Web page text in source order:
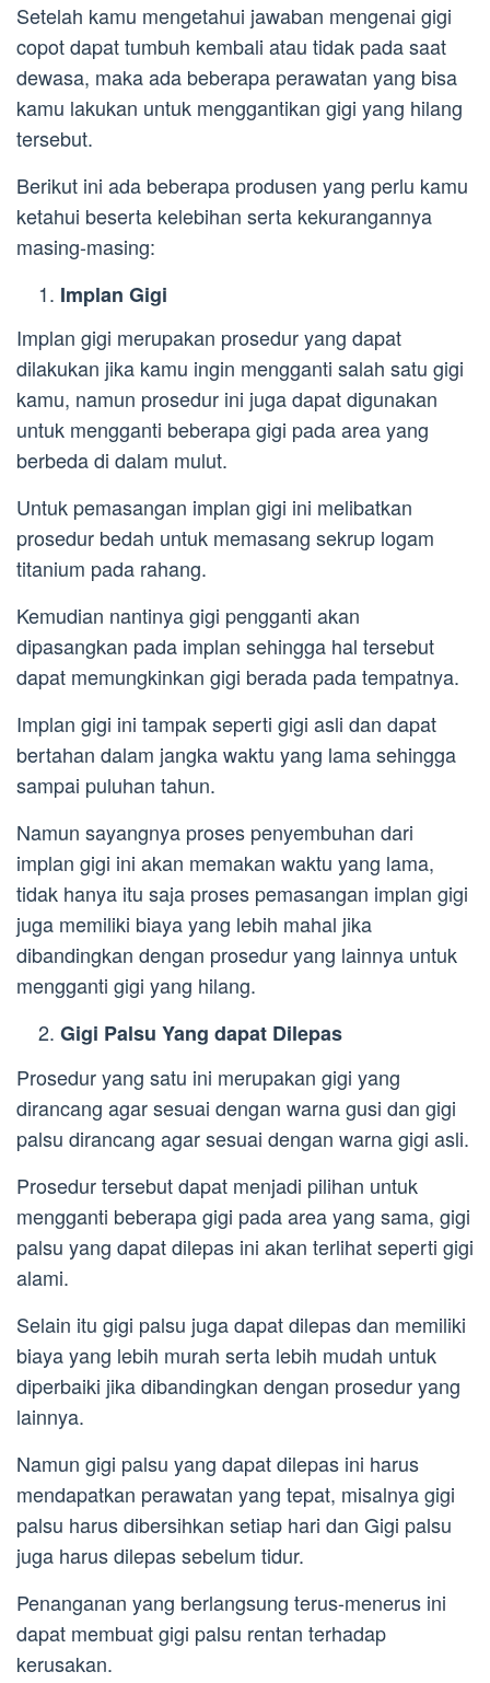
Setelah kamu mengetahui jawaban mengenai gigi
copot dapat tumbuh kembali atau tidak pada saat
dewasa, maka ada beberapa perawatan yang bisa
kamu lakukan untuk menggantikan gigi yang hilang
tersebut.
Berikut ini ada beberapa produsen yang perlu kamu
ketahui beserta kelebihan serta kekurangannya
masing-masing:
Implan Gigi
Implan gigi merupakan prosedur yang dapat
dilakukan jika kamu ingin mengganti salah satu gigi
kamu, namun prosedur ini juga dapat digunakan
untuk mengganti beberapa gigi pada area yang
berbeda di dalam mulut.
Untuk pemasangan implan gigi ini melibatkan
prosedur bedah untuk memasang sekrup logam
titanium pada rahang.
Kemudian nantinya gigi pengganti akan
dipasangkan pada implan sehingga hal tersebut
dapat memungkinkan gigi berada pada tempatnya.
Implan gigi ini tampak seperti gigi asli dan dapat
bertahan dalam jangka waktu yang lama sehingga
sampai puluhan tahun.
Namun sayangnya proses penyembuhan dari
implan gigi ini akan memakan waktu yang lama,
tidak hanya itu saja proses pemasangan implan gigi
juga memiliki biaya yang lebih mahal jika
dibandingkan dengan prosedur yang lainnya untuk
mengganti gigi yang hilang.
Gigi Palsu Yang dapat Dilepas
Prosedur yang satu ini merupakan gigi yang
dirancang agar sesuai dengan warna gusi dan gigi
palsu dirancang agar sesuai dengan warna gigi asli.
Prosedur tersebut dapat menjadi pilihan untuk
mengganti beberapa gigi pada area yang sama, gigi
palsu yang dapat dilepas ini akan terlihat seperti gigi
alami.
Selain itu gigi palsu juga dapat dilepas dan memiliki
biaya yang lebih murah serta lebih mudah untuk
diperbaiki jika dibandingkan dengan prosedur yang
lainnya.
Namun gigi palsu yang dapat dilepas ini harus
mendapatkan perawatan yang tepat, misalnya gigi
palsu harus dibersihkan setiap hari dan Gigi palsu
juga harus dilepas sebelum tidur.
Penanganan yang berlangsung terus-menerus ini
dapat membuat gigi palsu rentan terhadap
kerusakan.